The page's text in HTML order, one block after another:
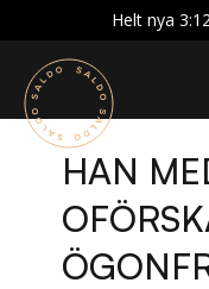
Helt nya
HAN